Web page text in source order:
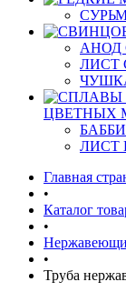
АНОД
ЛИСТ
ЦВЕТНЫХ
ЛИСТ
Главная
•
Каталог
•
•
Труба